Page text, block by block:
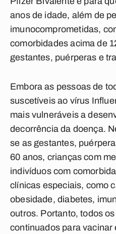
anos de idade, além de
imunocomprometidas,
comorbidades acima de
gestantes, puérperas e
Embora as pessoas de
suscetíveis ao vírus
mais vulneráveis a
decorrência da doença.
se as gestantes,
60 anos, crianças com
indivíduos com
clínicas especiais, como
obesidade, diabetes,
outros. Portanto, todos
continuados para vacinar